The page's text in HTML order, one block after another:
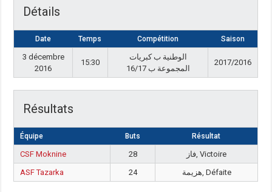
Détails
Date Temps Compétition Saison
3 décembre
2016
15:30
الوطنية ب كبريات
المجموعة ب 16/17
2017/2016
Résultats
Équipe Buts Résultat
CSF Moknine 28
فاز, Victoire
ASF Tazarka
24 هزيمة, Défaite